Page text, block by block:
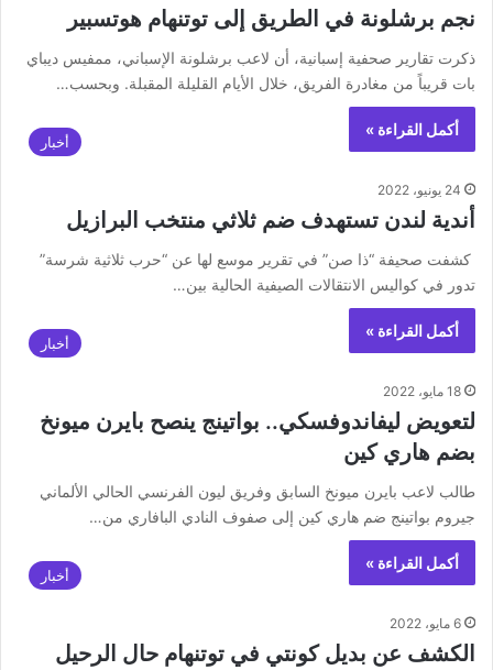
نجم برشلونة في الطريق إلى توتنهام هوتسبير
ذكرت تقارير صحفية إسبانية، أن لاعب برشلونة الإسباني، ممفيس ديباي
بات قريباً من مغادرة الفريق، خلال الأيام القليلة المقبلة. وبحسب…
أكمل القراءة »
أخبار
24 يونيو، 2022
أندية لندن تستهدف ضم ثلاثي منتخب البرازيل
‏ ‏كشفت صحيفة “ذا صن” في تقرير موسع لها عن “حرب ثلاثية شرسة”
تدور في كواليس الانتقالات الصيفية الحالية بين…
أكمل القراءة »
أخبار
18 مايو، 2022
لتعويض ليفاندوفسكي.. بواتينج ينصح بايرن ميونخ
بضم هاري كين
طالب لاعب بايرن ميونخ السابق وفريق ليون الفرنسي الحالي الألماني
جيروم بواتينج ضم هاري كين إلى صفوف النادي البافاري من…
أكمل القراءة »
أخبار
6 مايو، 2022
الكشف عن بديل كونتي في توتنهام حال الرحيل